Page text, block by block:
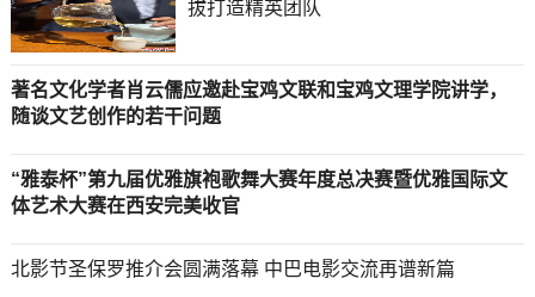
拔打造精英团队
著名文化学者肖云儒应邀赴宝鸡文联和宝鸡文理学院讲学，
随谈文艺创作的若干问题
“雅泰杯”第九届优雅旗袍歌舞大赛年度总决赛暨优雅国际文
体艺术大赛在西安完美收官
北影节圣保罗推介会圆满落幕 中巴电影交流再谱新篇